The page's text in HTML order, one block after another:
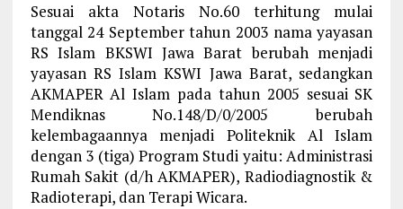
Sesuai akta Notaris No.60 terhitung mulai
tanggal 24 September tahun 2003 nama yayasan
RS Islam BKSWI Jawa Barat berubah menjadi
yayasan RS Islam KSWI Jawa Barat, sedangkan
AKMAPER Al Islam pada tahun 2005 sesuai SK
Mendiknas No.148/D/0/2005 berubah
kelembagaannya menjadi Politeknik Al Islam
dengan 3 (tiga) Program Studi yaitu: Administrasi
Rumah Sakit (d/h AKMAPER), Radiodiagnostik &
Radioterapi, dan Terapi Wicara.